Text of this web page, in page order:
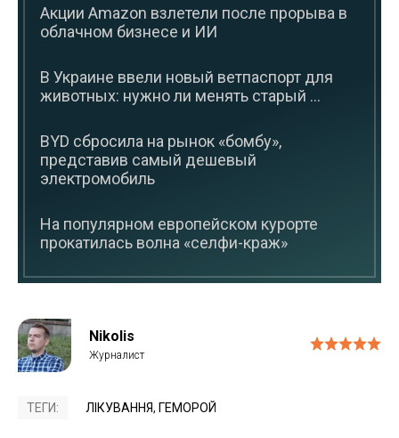
Акции Amazon взлетели после прорыва в
облачном бизнесе и ИИ
В Украине ввели новый ветпаспорт для
животных: нужно ли менять старый ...
BYD сбросила на рынок «бомбу»,
представив самый дешевый
электромобиль
На популярном европейском курорте
прокатилась волна «селфи-краж»
Nikolis
ТЕГИ: ЛІКУВАННЯ, ГЕМОРОЙ